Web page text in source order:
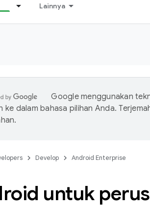
Lainnya
Google menggunakan
ke dalam bahasa pilihan Anda.
Develop Android Enterprise
untuk